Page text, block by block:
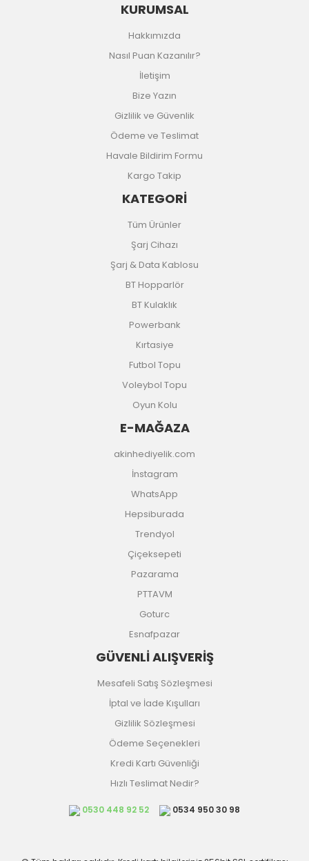
KURUMSAL
Hakkımızda
Nasıl Puan Kazanılır?
İletişim
Bize Yazın
Gizlilik ve Güvenlik
Ödeme ve Teslimat
Havale Bildirim Formu
Kargo Takip
KATEGORİ
Tüm Ürünler
Şarj Cihazı
Şarj & Data Kablosu
BT Hopparlör
BT Kulaklık
Powerbank
Kırtasiye
Futbol Topu
Voleybol Topu
Oyun Kolu
E-MAĞAZA
akinhediyelik.com
İnstagram
WhatsApp
Hepsiburada
Trendyol
Çiçeksepeti
Pazarama
PTTAVM
Goturc
Esnafpazar
GÜVENLİ ALIŞVERİŞ
Mesafeli Satış Sözleşmesi
İptal ve İade Kışulları
Gizlilik Sözleşmesi
Ödeme Seçenekleri
Kredi Kartı Güvenliği
Hızlı Teslimat Nedir?
0530 448 92 52 0534 950 30 98